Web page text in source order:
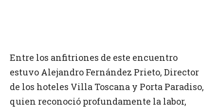
Entre los anfitriones de este encuentro
estuvo Alejandro Fernández Prieto, Director
de los hoteles Villa Toscana y Porta Paradiso,
quien reconoció profundamente la labor,